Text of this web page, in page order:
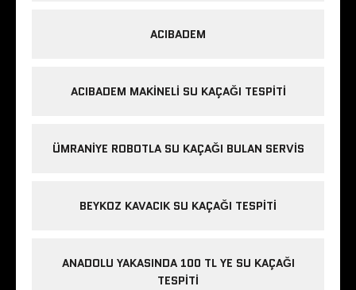
ACIBADEM
ACIBADEM MAKINELI SU KAÇAĞI TESPITI
ÜMRANIYE ROBOTLA SU KAÇAĞI BULAN SERVIS
BEYKOZ KAVACIK SU KAÇAĞI TESPITI
ANADOLU YAKASINDA 100 TL YE SU KAÇAĞI
TESPITI